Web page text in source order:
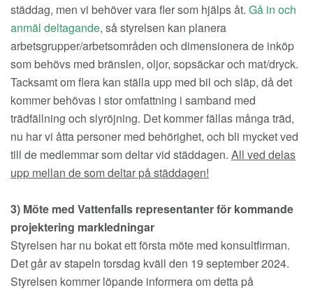
städdag, men vi behöver vara fler som hjälps åt. Gå in och
anmäl deltagande, så styrelsen kan planera
arbetsgrupper/arbetsområden och dimensionera de inköp
som behövs med bränslen, oljor, sopsäckar och mat/dryck.
Tacksamt om flera kan ställa upp med bil och släp, då det
kommer behövas i stor omfattning i samband med
trädfällning och slyröjning. Det kommer fällas många träd,
nu har vi åtta personer med behörighet, och bli mycket ved
till de medlemmar som deltar vid städdagen. All ved delas
upp mellan de som deltar på städdagen!
3) Möte med Vattenfalls representanter för kommande
projektering markledningar
Styrelsen har nu bokat ett första möte med konsultfirman.
Det går av stapeln torsdag kväll den 19 september 2024.
Styrelsen kommer löpande informera om detta på